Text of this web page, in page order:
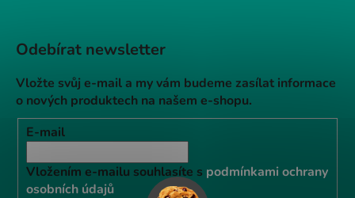
Odebírat newsletter
Vložte svůj e-mail a my vám budeme zasílat informace
o nových produktech na našem e-shopu.
E-mail
Vložením e-mailu souhlasíte s podmínkami ochrany
osobních údajů